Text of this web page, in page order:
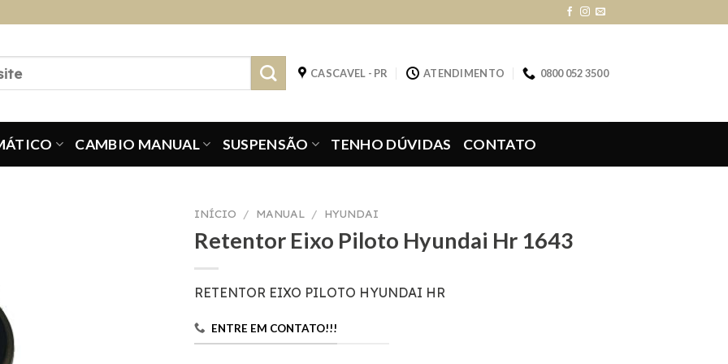
CASCAVEL - PR ATENDIMENTO 0800 052 3500
CAMBIO MANUAL SUSPENSÃO TENHO DÚVIDAS CONTATO
INÍCIO / MANUAL / HYUNDAI
Retentor Eixo Piloto Hyundai Hr 1643
RETENTOR EIXO PILOTO HYUNDAI HR
ENTRE EM CONTATO!!!